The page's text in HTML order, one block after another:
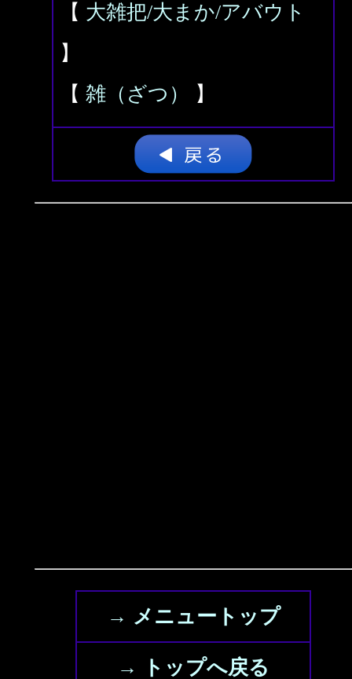
【 大雑把/大まか/アバウト
】
【 雑（ざつ） 】
→ メニュートップ
→ トップへ戻る